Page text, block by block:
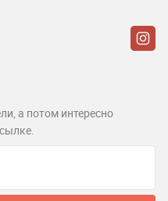
а потом интересно